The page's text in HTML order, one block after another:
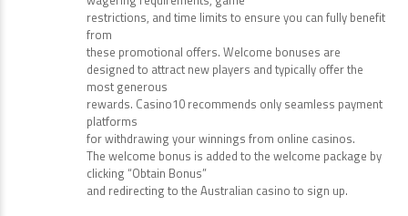
restrictions, and time limits to ensure you can fully benefit
from
these promotional offers. Welcome bonuses are
designed to attract new players and typically offer the
most generous
rewards. Casino10 recommends only seamless payment
platforms
for withdrawing your winnings from online casinos.
The welcome bonus is added to the welcome package by
clicking “Obtain Bonus”
and redirecting to the Australian casino to sign up.